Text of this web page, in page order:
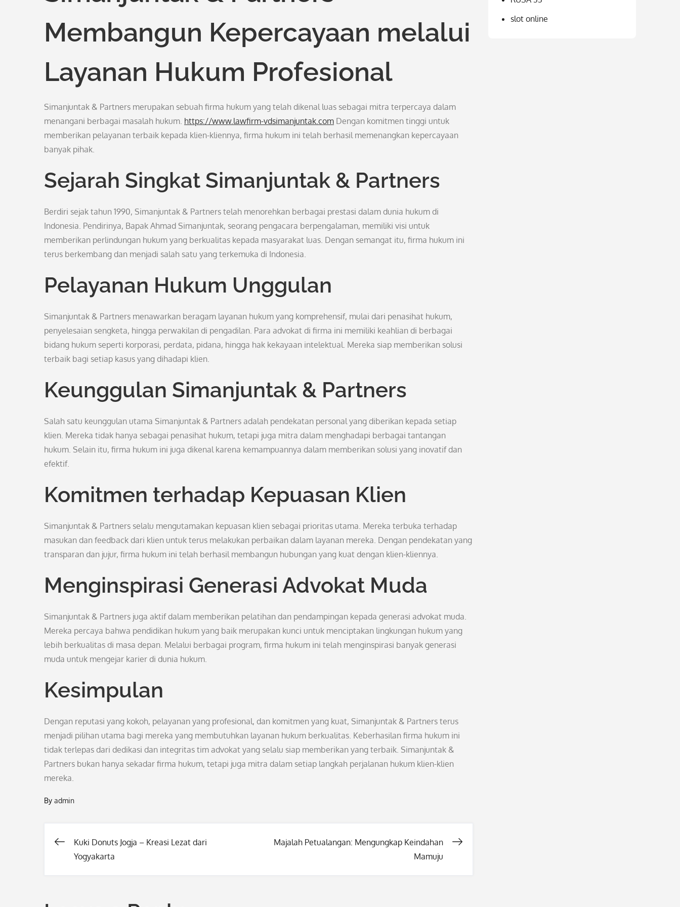
Membangun Kepercayaan melalui
Layanan Hukum Profesional
Simanjuntak & Partners merupakan sebuah firma hukum yang telah dikenal luas sebagai mitra terpercaya dalam
menangani berbagai masalah hukum. https://www.lawfirm-vdsimanjuntak.com Dengan komitmen tinggi untuk
memberikan pelayanan terbaik kepada klien-kliennya, firma hukum ini telah berhasil memenangkan kepercayaan
banyak pihak.
Sejarah Singkat Simanjuntak & Partners
Berdiri sejak tahun 1990, Simanjuntak & Partners telah menorehkan berbagai prestasi dalam dunia hukum di
Indonesia. Pendirinya, Bapak Ahmad Simanjuntak, seorang pengacara berpengalaman, memiliki visi untuk
memberikan perlindungan hukum yang berkualitas kepada masyarakat luas. Dengan semangat itu, firma hukum ini
terus berkembang dan menjadi salah satu yang terkemuka di Indonesia.
Pelayanan Hukum Unggulan
Simanjuntak & Partners menawarkan beragam layanan hukum yang komprehensif, mulai dari penasihat hukum,
penyelesaian sengketa, hingga perwakilan di pengadilan. Para advokat di firma ini memiliki keahlian di berbagai
bidang hukum seperti korporasi, perdata, pidana, hingga hak kekayaan intelektual. Mereka siap memberikan solusi
terbaik bagi setiap kasus yang dihadapi klien.
Keunggulan Simanjuntak & Partners
Salah satu keunggulan utama Simanjuntak & Partners adalah pendekatan personal yang diberikan kepada setiap
klien. Mereka tidak hanya sebagai penasihat hukum, tetapi juga mitra dalam menghadapi berbagai tantangan
hukum. Selain itu, firma hukum ini juga dikenal karena kemampuannya dalam memberikan solusi yang inovatif dan
efektif.
Komitmen terhadap Kepuasan Klien
Simanjuntak & Partners selalu mengutamakan kepuasan klien sebagai prioritas utama. Mereka terbuka terhadap
masukan dan feedback dari klien untuk terus melakukan perbaikan dalam layanan mereka. Dengan pendekatan yang
transparan dan jujur, firma hukum ini telah berhasil membangun hubungan yang kuat dengan klien-kliennya.
Menginspirasi Generasi Advokat Muda
Simanjuntak & Partners juga aktif dalam memberikan pelatihan dan pendampingan kepada generasi advokat muda.
Mereka percaya bahwa pendidikan hukum yang baik merupakan kunci untuk menciptakan lingkungan hukum yang
lebih berkualitas di masa depan. Melalui berbagai program, firma hukum ini telah menginspirasi banyak generasi
muda untuk mengejar karier di dunia hukum.
Kesimpulan
Dengan reputasi yang kokoh, pelayanan yang profesional, dan komitmen yang kuat, Simanjuntak & Partners terus
menjadi pilihan utama bagi mereka yang membutuhkan layanan hukum berkualitas. Keberhasilan firma hukum ini
tidak terlepas dari dedikasi dan integritas tim advokat yang selalu siap memberikan yang terbaik. Simanjuntak &
Partners bukan hanya sekadar firma hukum, tetapi juga mitra dalam setiap langkah perjalanan hukum klien-klien
mereka.
By admin
Post
Kuki Donuts Jogja – Kreasi Lezat dari
Yogyakarta
Majalah Petualangan: Mengungkap Keindahan
Mamuju
slot online